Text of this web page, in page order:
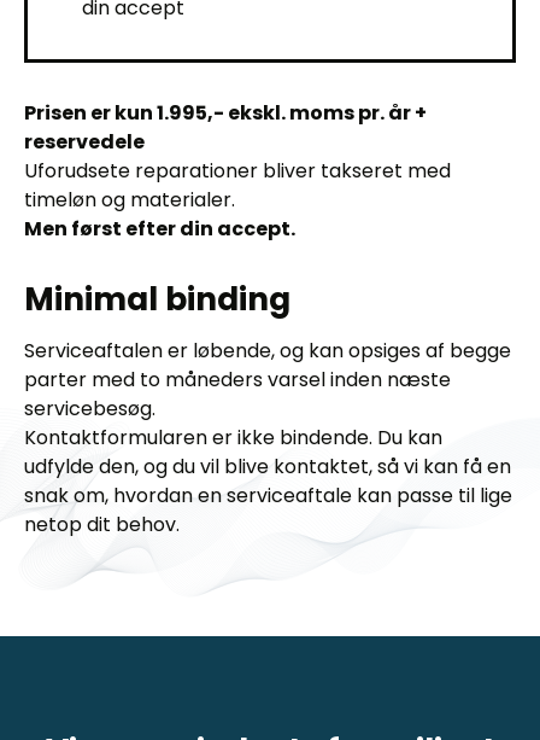
din accept
Prisen er kun 1.995,- ekskl. moms pr. år +
reservedele
Uforudsete reparationer bliver takseret med
timeløn og materialer.
Men først efter din accept.
Minimal binding
Serviceaftalen er løbende, og kan opsiges af begge
parter med to måneders varsel inden næste
servicebesøg.
Kontaktformularen er ikke bindende. Du kan
udfylde den, og du vil blive kontaktet, så vi kan få en
snak om, hvordan en serviceaftale kan passe til lige
netop dit behov.